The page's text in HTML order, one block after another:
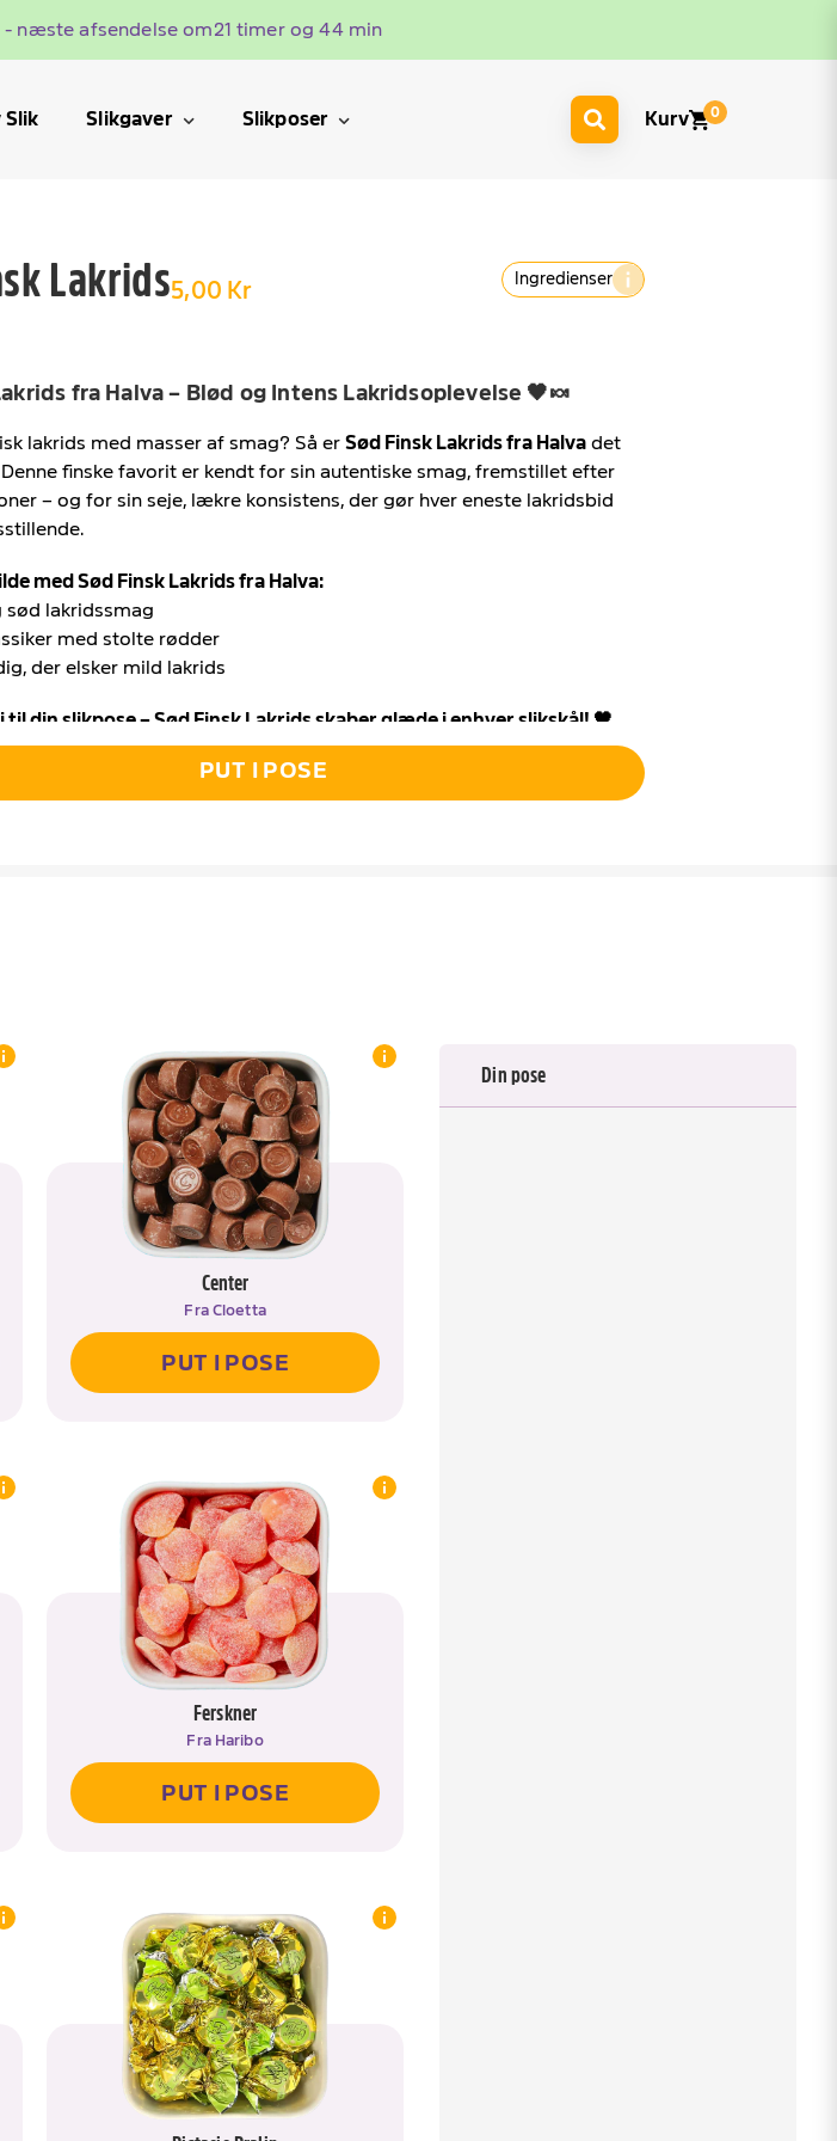
næste afsendelse om21 timer og 44 min
Slik Slikgaver Slikposer Kurv
Lakrids5,00 Kr Ingredienser
fra Halva – Blød og Intens Lakridsoplevelse 🖤🍬
lakrids med masser af smag? Så erSød Finsk Lakrids fra Halva det
finske favorit er kendt for sin autentiske smag, fremstillet efter
– og for sin seje, lækre konsistens, der gør hver eneste lakridsbid
med Sød Finsk Lakrids fra Halva:
sød lakridssmag
med stolte rødder
der elsker mild lakrids
din slikpose – Sød Finsk Lakrids skaber glæde i enhver slikskål! 🖤
fra Halva er en sand favorit blandt lakridselskere og har været det i
sin milde, men dybe smag og behagelige konsistens er den velegnet til
den som den er, eller kombiner den med andet sødt og salt for den
et lækkert løft med denne finske klassiker – levering og nem
hjem til dig!
PUT I POSE
Center
Fra Cloetta
PUT I POSE
Ferskner
Fra Haribo
PUT I POSE
Din pose